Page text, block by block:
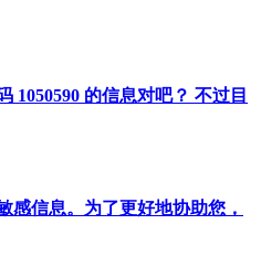
1050590 的信息对吧？ 不过目
感信息。为了更好地协助您，